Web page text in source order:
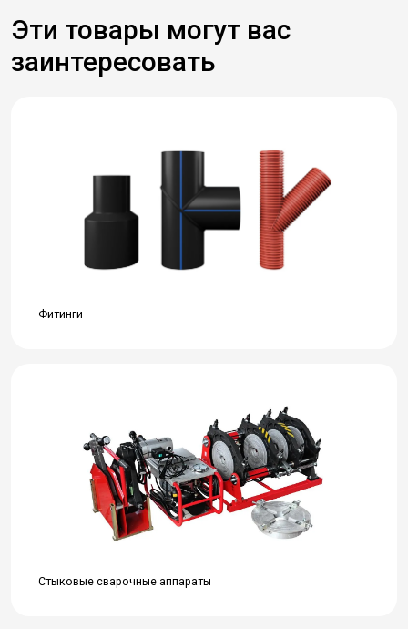
Эти товары могут вас
заинтересовать
Фитинги
Стыковые сварочные аппараты